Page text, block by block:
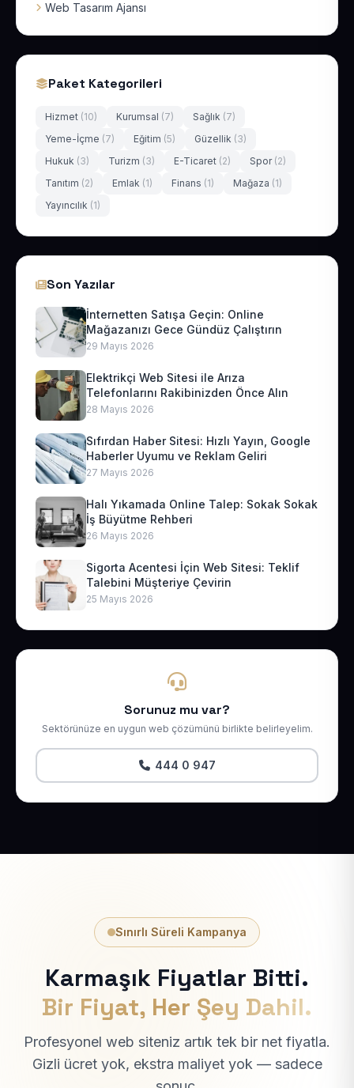
Web Tasarım Ajansı
Paket Kategorileri
Hizmet (10) Kurumsal (7) Sağlık (7)
Yeme-İçme (7) Eğitim (5) Güzellik (3)
Hukuk (3) Turizm (3) E-Ticaret (2) Spor (2)
Tanıtım (2) Emlak (1) Finans (1) Mağaza (1)
Yayıncılık (1)
Son Yazılar
İnternetten Satışa Geçin: Online
Mağazanızı Gece Gündüz Çalıştırın
29 Mayıs 2026
Elektrikçi Web Sitesi ile Arıza
Telefonlarını Rakibinizden Önce Alın
28 Mayıs 2026
Sıfırdan Haber Sitesi: Hızlı Yayın, Google
Haberler Uyumu ve Reklam Geliri
27 Mayıs 2026
Halı Yıkamada Online Talep: Sokak Sokak
İş Büyütme Rehberi
26 Mayıs 2026
Sigorta Acentesi İçin Web Sitesi: Teklif
Talebini Müşteriye Çevirin
25 Mayıs 2026
Sorunuz mu var?
Sektörünüze en uygun web çözümünü birlikte belirleyelim.
444 0 947
Sınırlı Süreli Kampanya
Karmaşık Fiyatlar Bitti.
Bir Fiyat, Her Şey Dahil.
Profesyonel web siteniz artık tek bir net fiyatla.
Gizli ücret yok, ekstra maliyet yok — sadece